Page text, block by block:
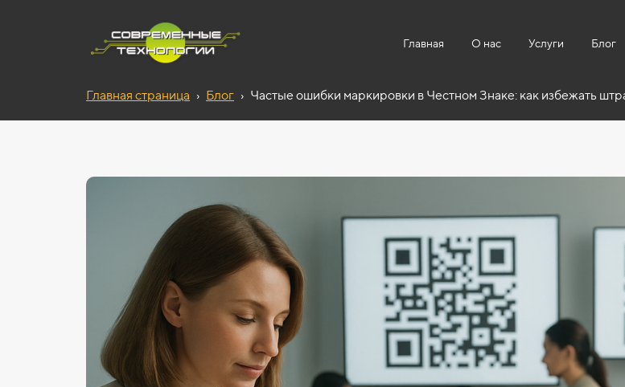
Главная О нас Услуги Блог
Главная страница › Блог › Частые ошибки маркировки в Честном Знаке: как избежать